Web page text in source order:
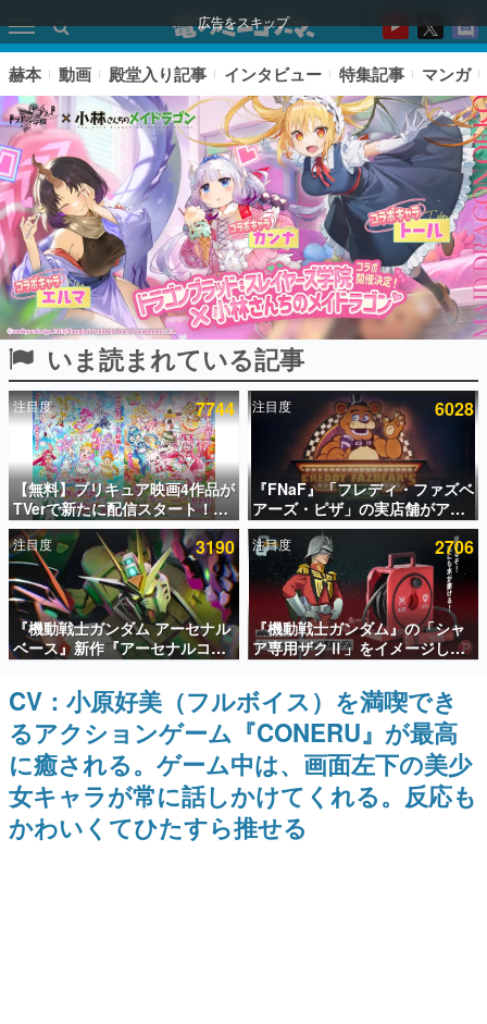
広告をスキップ
ピックアップ
電ファミのいま読まれている記事ランキング
アプリセール情報
インタビュー
連載・特集一覧
殿堂入り記事
SNS拡散数が数千以上！ ページビュー数万以上！ などな
ど。多くの人々に読まれた、電ファミ渾身の“殿堂入り”記
事をまとめました。
ゲームの企画書
名作ゲームクリエイターの方々に製作時のエピソードをお
聞きし、ヒットする企画（ゲーム）とは何か？を探ってい
きます。
赫本
この物語を解いてはいけない。『赫本』は、〈試験問題〉
の形をした短編ホラー小説集です。
赫本 動画 殿堂入り記事 インタビュー 特集記事 マンガ
いま読まれている記事
注目度 7744
【無料】プリキュア映画4作品が
TVerで新たに配信スタート！な
んと2018年～2024年の映画ほぼ
すべてが見放題に、ぶっちゃけ
ありえないラインナップ
注目度 6028
『FNaF』「フレディ・ファズベ
アーズ・ピザ」の実店舗がアメ
リカの商業施設「American
Dream」に2027年オープン！
ScottGamesとの共同開発、食
事だけでなくステージショーや
没入型のホラー体験も楽しめる
注目度 3190
『機動戦士ガンダム アーセナル
ベース』新作『アーセナルコマ
ンダー』発表！8月28日からオ
ープンベータテスト開催、2027
年2月下旬に稼働予定
注目度 2706
『機動戦士ガンダム』の「シャ
ア専用ザクⅡ」をイメージした
散水ホースリールが予約開始。
本体にはシャアのパーソナルマ
ークやジオン公国軍のエンブレ
ム、型式番号などを配置
CV：小原好美（フルボイス）を満喫でき
るアクションゲーム『CONERU』が最高
に癒される。ゲーム中は、画面左下の美少
女キャラが常に話しかけてくれる。反応も
かわいくてひたすら推せる